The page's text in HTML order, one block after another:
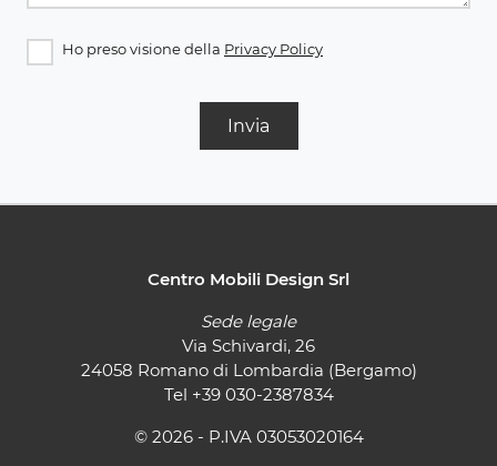
Ho preso visione della Privacy Policy
Invia
Centro Mobili Design Srl
Sede legale
Via Schivardi, 26
24058 Romano di Lombardia (Bergamo)
Tel +39 030-2387834
© 2026 - P.IVA 03053020164